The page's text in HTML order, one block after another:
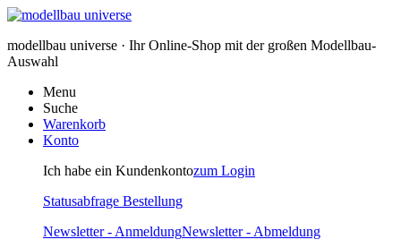
modellbau universe · Ihr Online-Shop mit der großen Modellbau-
Auswahl
Menu
Suche
Warenkorb
Konto
Ich habe ein Kundenkontozum Login
Statusabfrage Bestellung
Newsletter - AnmeldungNewsletter - Abmeldung